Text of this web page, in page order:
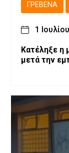
ΓΡΕΒΕΝΆ
1
Κατέληξε η
μετά την